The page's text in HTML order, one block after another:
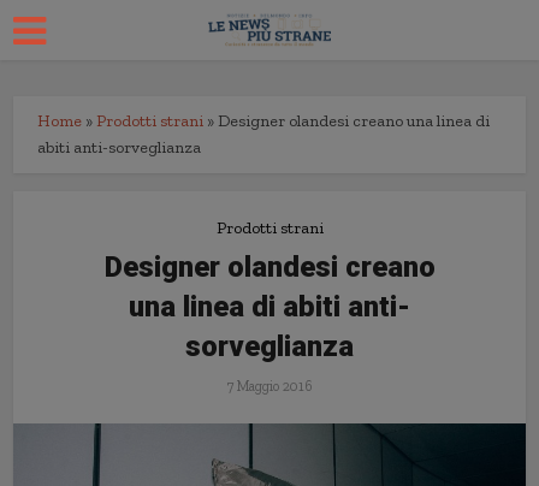
Home » Prodotti strani » Designer olandesi creano una linea di
abiti anti-sorveglianza
Prodotti strani
Designer olandesi creano
una linea di abiti anti-
sorveglianza
7 Maggio 2016